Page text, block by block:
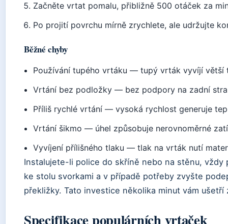
Začněte vrtat pomalu, přibližně 500 otáček za
Po projití povrchu mírně zrychlete, ale udržujte
Běžné chyby
Používání tupého vrtáku — tupý vrták vyvíjí větší
Vrtání bez podložky — bez podpory na zadní
Příliš rychlé vrtání — vysoká rychlost generuje
Vrtání šikmo — úhel způsobuje nerovnoměrné
Vyvíjení přílišného tlaku — tlak na vrták nutí
Instalujete-li police do skříně nebo na stěnu,
ke stolu svorkami a v případě potřeby zvyšte
překližky. Tato investice několika minut vám ušetří
Specifikace populárních vrtaček